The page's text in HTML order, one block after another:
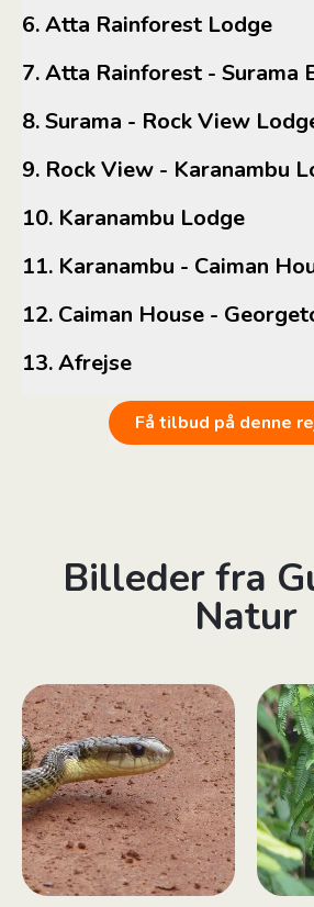
6. Atta Rainforest Lodge
7. Atta Rainforest - Surama
8. Surama - Rock View
9. Rock View -
10. Karanambu Lodge
11. Karanambu - Caiman
12. Caiman House -
13. Afrejse
Få tilbud på denne
Billeder fra
Natur